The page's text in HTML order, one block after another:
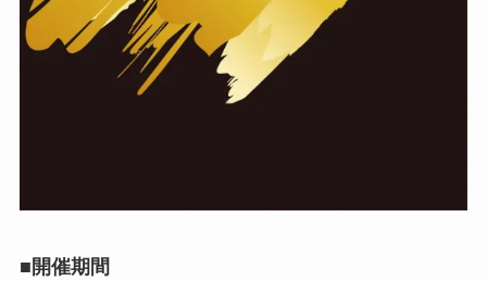
■開催期間